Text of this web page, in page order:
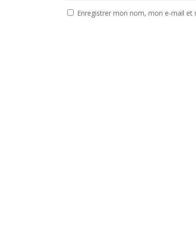
Enregistrer mon nom, mon e-mail